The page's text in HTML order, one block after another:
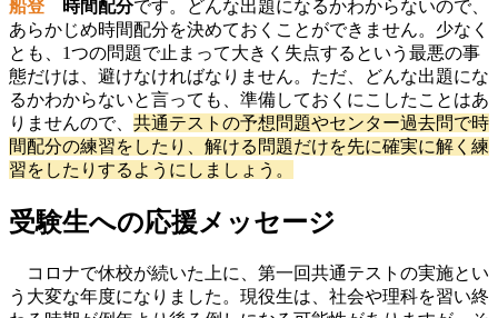
船登 時間配分です。どんな出題になるかわからないので、
あらかじめ時間配分を決めておくことができません。 少なく
とも、 1つの問題で止まって大きく失点するという最悪の事
態だけは、避けなければなりません。 ただ、どんな出題にな
るかわからないと言っても、準備しておくにこしたことはあ
りませんので、 共通テストの予想問題やセンター過去問で時
間配分の練習をしたり、解ける問題だけを先に確実に解く練
習をしたりするようにしましょう。
受験生への応援メッセージ
コロナで休校が続いた上に、第一回共通テストの実施とい
う大変な年度になりました。現役生は、社会や理科を習い終